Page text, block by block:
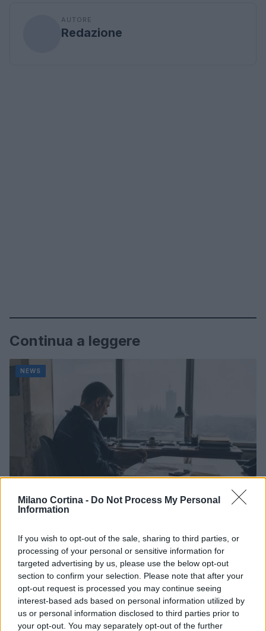
Milano Cortina - Do Not Process My Personal
Information
If you wish to opt-out of the sale, sharing to third parties, or
processing of your personal or sensitive information for
targeted advertising by us, please use the below opt-out
section to confirm your selection. Please note that after your
opt-out request is processed you may continue seeing
interest-based ads based on personal information utilized by
us or personal information disclosed to third parties prior to
your opt-out. You may separately opt-out of the further
AUTORE
Redazione
Continua a leggere
NEWS
Arrestati cinque agenti della polizia locale di Milano: le
accuse e i dettagli
Alessandro Tassinari · 7 Ago 2026
NEWS